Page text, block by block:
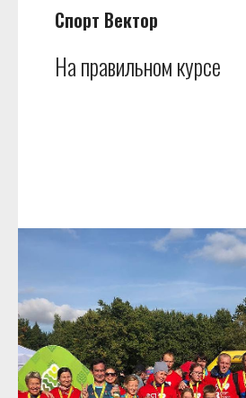
Спорт Вектор
На правильном курсе